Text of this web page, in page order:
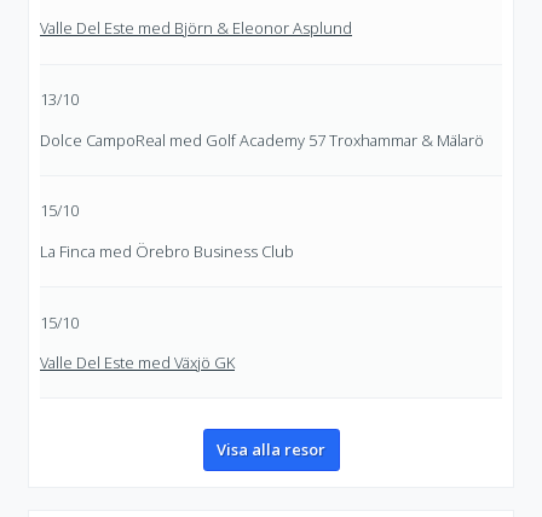
Valle Del Este med Björn & Eleonor Asplund
13/10
Dolce CampoReal med Golf Academy 57 Troxhammar & Mälarö
15/10
La Finca med Örebro Business Club
15/10
Valle Del Este med Växjö GK
Visa alla resor